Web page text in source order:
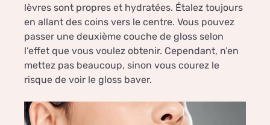
lèvres sont propres et hydratées. Étalez toujours
en allant des coins vers le centre. Vous pouvez
passer une deuxième couche de gloss selon
l’effet que vous voulez obtenir. Cependant, n’en
mettez pas beaucoup, sinon vous courez le
risque de voir le gloss baver.